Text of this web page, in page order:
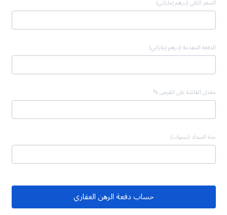
السعر الكلي (درهم إماراتي)
الدفعة المقدمة (درهم إماراتي)
معدل الفائدة على القرض %
مدة السداد (سنوات)
حساب دفعة الرهن العقاري